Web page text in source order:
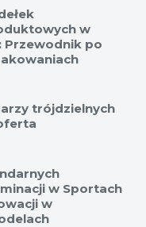
w
Przewodnik po
trójdzielnych
w Sportach
w